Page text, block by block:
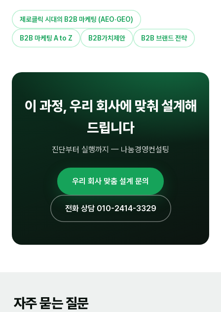
커뮤니티
토크
영상자료실
등급 · 포인트
자주 묻는 질문
제로클릭 시대의 B2B 마케팅 (AEO·GEO)
B2B 마케팅 A to Z B2B가치제안 B2B 브랜드 전략
이 과정, 우리 회사에 맞춰 설계해
드립니다
진단부터 실행까지 — 나눔경영컨설팅
우리 회사 맞춤 설계 문의
전화 상담 010-2414-3329
자주 묻는 질문